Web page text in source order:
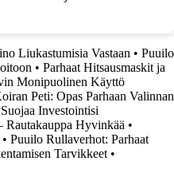
Liukastumisia Vastaan • Puuilo
• Parhaat Hitsausmaskit ja
Monipuolinen Käyttö
Peti: Opas Parhaan Valinnan
Investointisi
Rautakauppa Hyvinkää •
• Puuilo Rullaverhot: Parhaat
Tarvikkeet•